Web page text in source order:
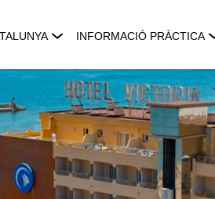
INFORMACIÓ PRÀCTICA